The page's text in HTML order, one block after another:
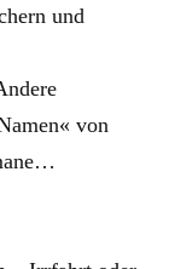
und
von